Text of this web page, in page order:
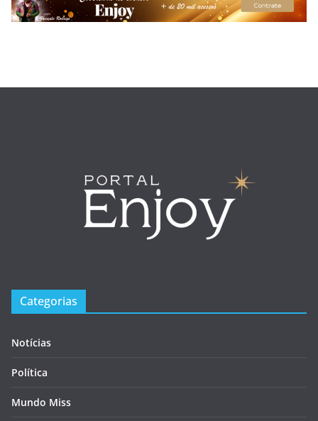
Categorias
Notícias
Política
Mundo Miss